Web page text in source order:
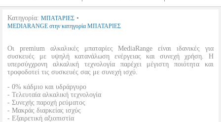
Κατηγορία: ΜΠΑΤΑΡΙΕΣ •
MEDIARANGE στην κατηγορία ΜΠΑΤΑΡΙΕΣ
Οι premium αλκαλικές μπαταρίες MediaRange είναι ιδανικές για
συσκευές με υψηλή κατανάλωση ενέργειας και συνεχή χρήση. Η
υπερσύγχρονη αλκαλική τεχνολογία παρέχει μέγιστη ποιότητα και
τροφοδοτεί τις συσκευές σας με συνεχή ισχύ.
- 0% κάδμιο και υδράργυρο
- Τελευταία αλκαλική τεχνολογία
- Συνεχής παροχή ρεύματος
- Μακράς διαρκείας ισχύς
- Εξαιρετική αξιοπιστία